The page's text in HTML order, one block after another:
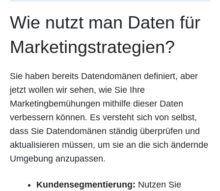
Wie nutzt man Daten für
Marketingstrategien?
Sie haben bereits Datendomänen definiert, aber
jetzt wollen wir sehen, wie Sie Ihre
Marketingbemühungen mithilfe dieser Daten
verbessern können. Es versteht sich von selbst,
dass Sie Datendomänen ständig überprüfen und
aktualisieren müssen, um sie an die sich ändernde
Umgebung anzupassen.
Kundensegmentierung: Nutzen Sie